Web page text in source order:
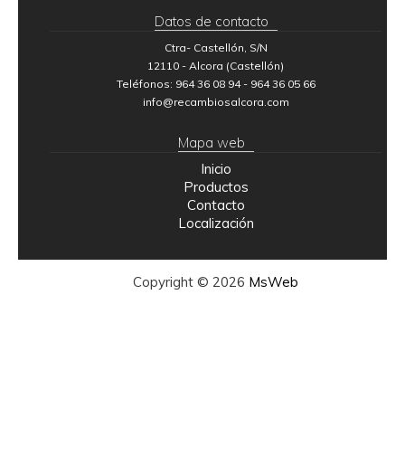
Datos de contacto
Ctra- Castellón, S/N
12110 - Alcora (Castellón)
Teléfonos: 964 36 08 94 - 964 36 05 66
info@recambiosalcora.com
Mapa web
Inicio
Productos
Contacto
Localización
Copyright © 2026 MsWeb